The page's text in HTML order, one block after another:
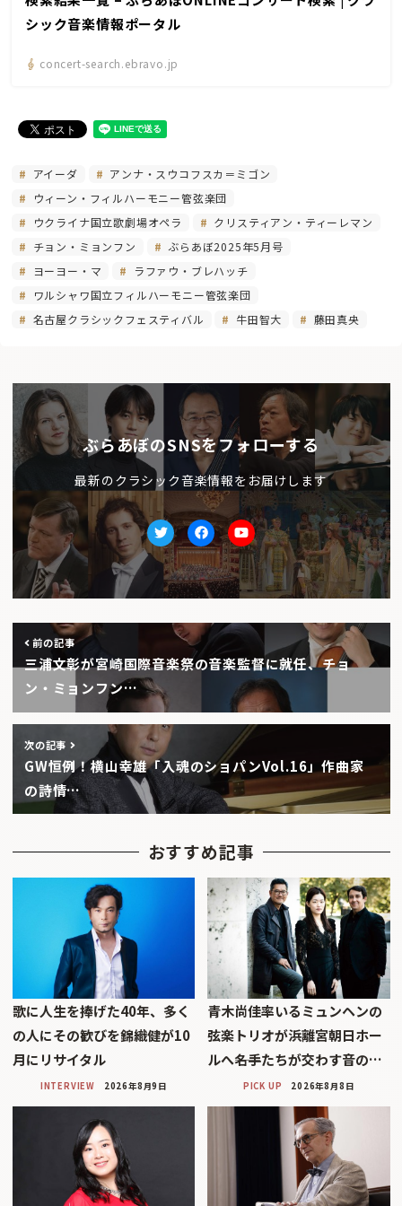
シック音楽情報ポータル
concert-search.ebravo.jp
アイーダ
アンナ・スウコフスカ＝ミゴン
ウィーン・フィルハーモニー管弦楽団
ウクライナ国立歌劇場オペラ
クリスティアン・ティーレマン
チョン・ミョンフン
ぶらあぼ2025年5月号
ヨーヨー・マ
ラファウ・ブレハッチ
ワルシャワ国立フィルハーモニー管弦楽団
名古屋クラシックフェスティバル
牛田智大 藤田真央
ぶらあぼのSNSをフォローする
最新のクラシック音楽情報をお届けします
TwitterfacebookYoutube
前の記事
三浦文彰が宮崎国際音楽祭の音楽監督に就任、チョ
ン・ミョンフン…
次の記事
GW恒例！横山幸雄「入魂のショパンVol.16」作曲家
の詩情…
おすすめ記事
歌に人生を捧げた40年、多く
の人にその歓びを錦織健が10
月にリサイタル
INTERVIEW 2026年8月9日
青木尚佳率いるミュンヘンの
弦楽トリオが浜離宮朝日ホー
ルへ――名手たちが交わす音の…
PICK UP 2026年8月8日